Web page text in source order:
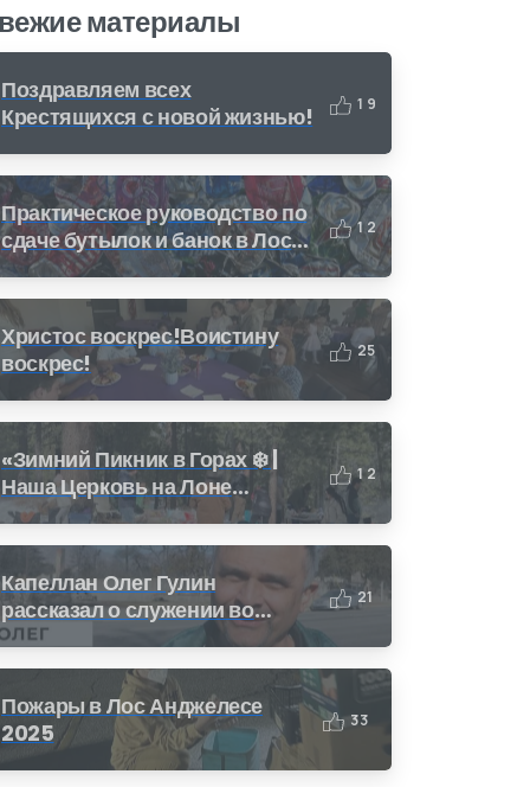
материалы
Поздравляем всех
Крестящихся с новой жизнью!
1 9
Практическое руководство по
сдаче бутылок и банок в Лос-
Анджелесе: Как получить
деньги за переработку (CRV)
1 2
Христос воскрес!Воистину
воскрес!
25
«Зимний Пикник в Горах ❄️ |
Наша Церковь на Лоне
Природы»
1 2
Капеллан Олег Гулин
рассказал о служении во
время пожара в Калифорнии
21
Пожары в Лос Анджелесе
2025
33